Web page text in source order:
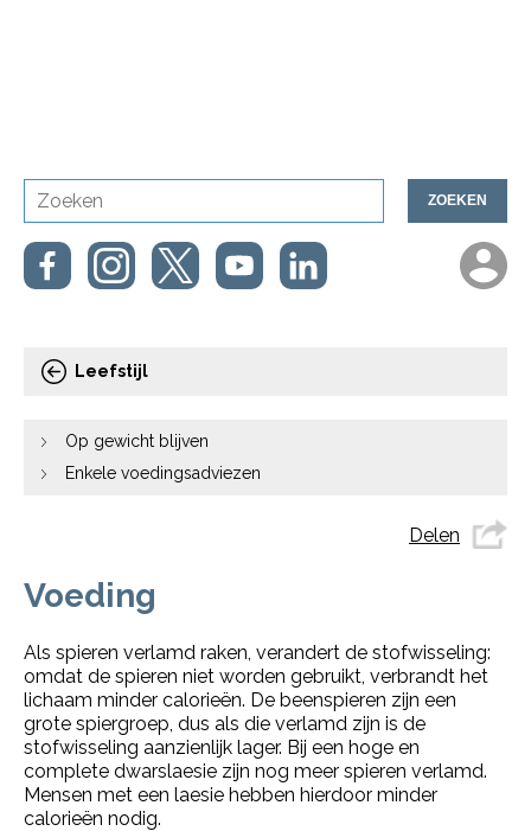
ZOEKEN
Leefstijl
Op gewicht blijven
Enkele voedingsadviezen
Delen
Voeding
Als spieren verlamd raken, verandert de stofwisseling:
omdat de spieren niet worden gebruikt, verbrandt het
lichaam minder calorieën. De beenspieren zijn een
grote spiergroep, dus als die verlamd zijn is de
stofwisseling aanzienlijk lager. Bij een hoge en
complete dwarslaesie zijn nog meer spieren verlamd.
Mensen met een laesie hebben hierdoor minder
calorieën nodig.